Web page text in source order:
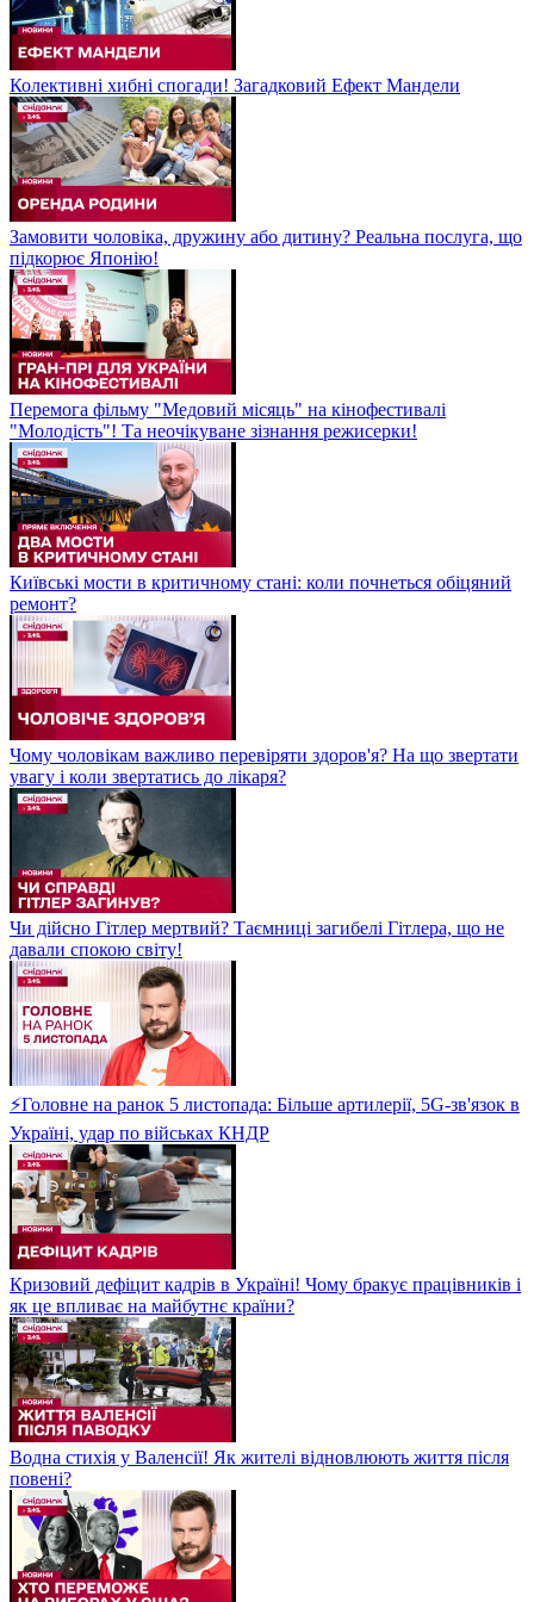
Колективні хибні спогади! Загадковий Ефект Мандели
Замовити чоловіка, дружину або дитину? Реальна послуга, що
підкорює Японію!
Перемога фільму "Медовий місяць" на кінофестивалі
"Молодість"! Та неочікуване зізнання режисерки!
Київські мости в критичному стані: коли почнеться обіцяний
ремонт?
Чому чоловікам важливо перевіряти здоров'я? На що звертати
увагу і коли звертатись до лікаря?
Чи дійсно Гітлер мертвий? Таємниці загибелі Гітлера, що не
давали спокою світу!
⚡Головне на ранок 5 листопада: Більше артилерії, 5G-зв'язок в
Україні, удар по військах КНДР
Кризовий дефіцит кадрів в Україні! Чому бракує працівників і
як це впливає на майбутнє країни?
Водна стихія у Валенсії! Як жителі відновлюють життя після
повені?